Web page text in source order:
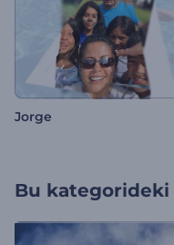
Jorge
Bu kategorideki